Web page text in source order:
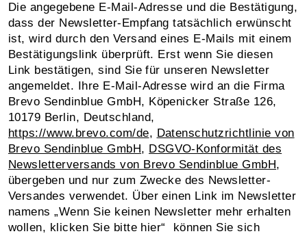
Die angegebene E-Mail-Adresse und die Bestätigung,
dass der Newsletter-Empfang tatsächlich erwünscht
ist, wird durch den Versand eines E-Mails mit einem
Bestätigungslink überprüft. Erst wenn Sie diesen
Link bestätigen, sind Sie für unseren Newsletter
angemeldet. Ihre E-Mail-Adresse wird an die Firma
Brevo Sendinblue GmbH, Köpenicker Straße 126,
10179 Berlin, Deutschland,
https://www.brevo.com/de, Datenschutzrichtlinie von
Brevo Sendinblue GmbH, DSGVO-Konformität des
Newsletterversands von Brevo Sendinblue GmbH,
übergeben und nur zum Zwecke des Newsletter-
Versandes verwendet. Über einen Link im Newsletter
namens „Wenn Sie keinen Newsletter mehr erhalten
wollen, klicken Sie bitte hier“ können Sie sich